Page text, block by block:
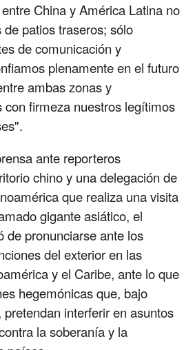
China y América Latina no
patios traseros; sólo
de comunicación y
plenamente en el futuro
ambas zonas y
con firmeza nuestros legítimos
ante reporteros
chino y una delegación de
que realiza una visita
gigante asiático, el
de pronunciarse ante los
del exterior en las
y el Caribe, ante lo que
hegemónicas que, bajo
interferir en asuntos
la soberanía y la